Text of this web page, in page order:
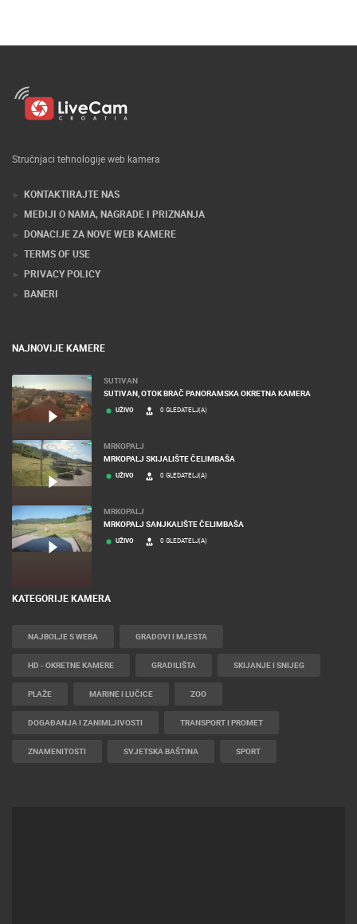
Stručnjaci tehnologije web kamera
KONTAKTIRAJTE NAS
MEDIJI O NAMA, NAGRADE I PRIZNANJA
DONACIJE ZA NOVE WEB KAMERE
TERMS OF USE
PRIVACY POLICY
BANERI
NAJNOVIJE KAMERE
SUTIVAN
SUTIVAN, OTOK BRAČ PANORAMSKA OKRETNA KAMERA
UŽIVO 0 GLEDATELJ(A)
MRKOPALJ
MRKOPALJ SKIJALIŠTE ČELIMBAŠA
UŽIVO 0 GLEDATELJ(A)
MRKOPALJ
MRKOPALJ SANJKALIŠTE ČELIMBAŠA
UŽIVO 0 GLEDATELJ(A)
KATEGORIJE KAMERA
NAJBOLJE S WEBA GRADOVI I MJESTA
HD - OKRETNE KAMERE GRADILIŠTA SKIJANJE I SNIJEG
PLAŽE MARINE I LUČICE ZOO
DOGAĐANJA I ZANIMLJIVOSTI TRANSPORT I PROMET
ZNAMENITOSTI SVJETSKA BAŠTINA SPORT